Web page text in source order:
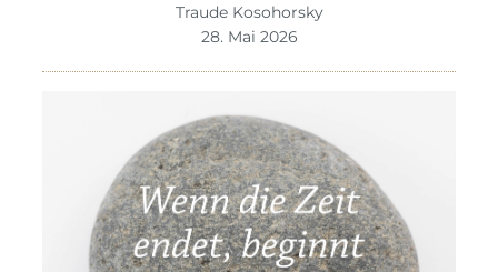
Traude Kosohorsky
28. Mai 2026